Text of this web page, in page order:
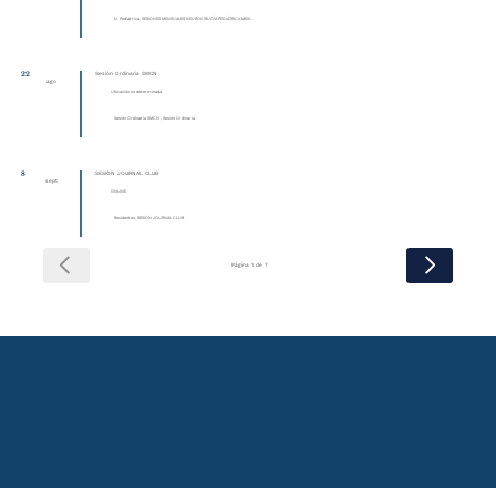
N. Pediátrica, SESIONES MENSUALES NEUROCIRUGÍA PEDIÁTRICA MEXI...
22
ago
Sesión Ordinaria SMCN
Ubicación no determinada
Sesión Ordinaria SMCN , Sesión Ordinaria
8
sept
SESIÓN JOURNAL CLUB
ONLINE
Residentes, SESIÓN JOURNAL CLUB
Página 1 de 7